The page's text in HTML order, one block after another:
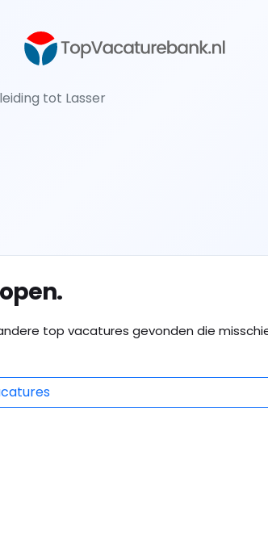
tot Lasser
top vacatures gevonden die